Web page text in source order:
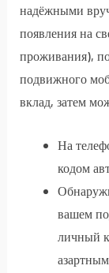
надёжными
появления на
проживания),
подвижного
вклад, затем
На
кодом
вашем
личный